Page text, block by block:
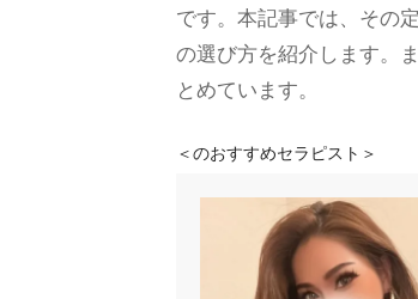
です。本記事では、その
の選び方を紹介します。
とめています。
＜のおすすめセラピスト＞